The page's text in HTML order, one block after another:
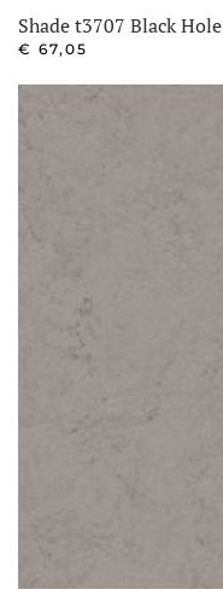
Shade t3707 Black Hole
€ 67,05